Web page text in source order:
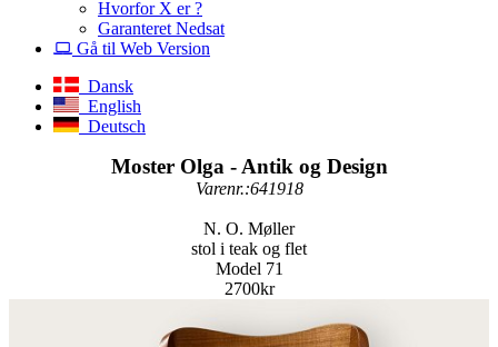
Hvorfor X er ?
Garanteret Nedsat
Gå til Web Version
Dansk
English
Deutsch
Moster Olga - Antik og Design
Varenr.:641918
N. O. Møller
stol i teak og flet
Model 71
2700kr